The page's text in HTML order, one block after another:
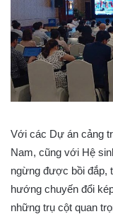
Với các Dự án cảng
Nam, cũng với Hệ
ngừng được bồi đắp,
hướng chuyến đổi
những trụ cột quan